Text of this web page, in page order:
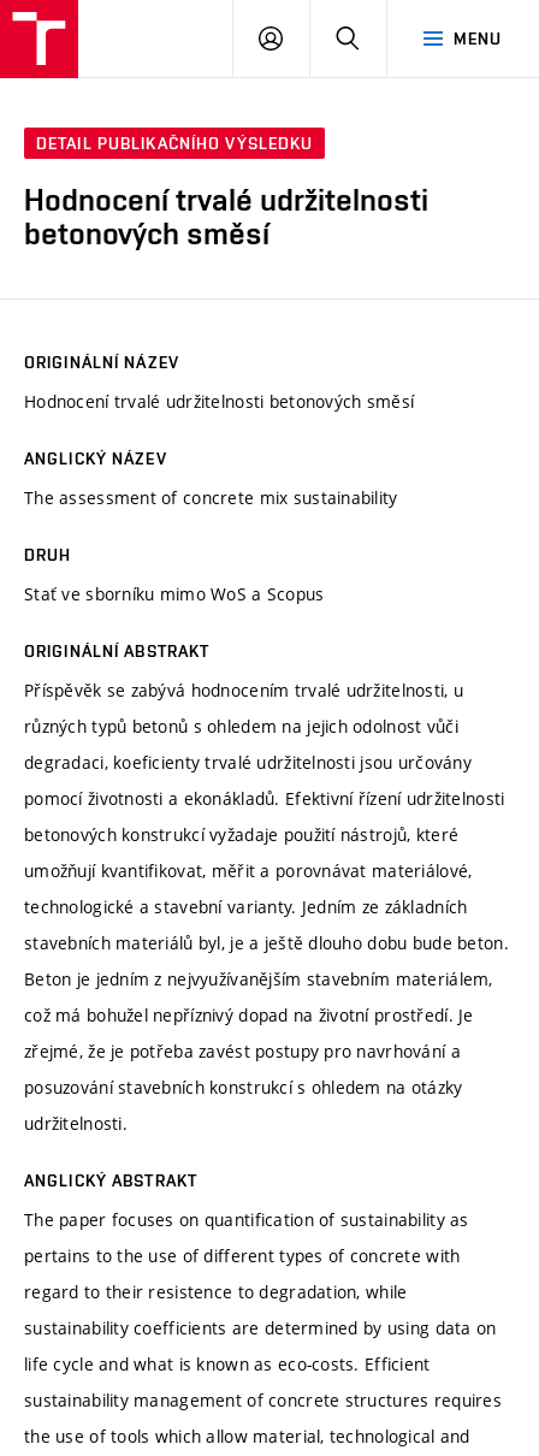
MENU
PŘIHLÁSIT
DETAIL PUBLIKAČNÍHO VÝSLEDKU
Hodnocení trvalé udržitelnosti
betonových směsí
ORIGINÁLNÍ NÁZEV
Hodnocení trvalé udržitelnosti betonových směsí
ANGLICKÝ NÁZEV
The assessment of concrete mix sustainability
DRUH
Stať ve sborníku mimo WoS a Scopus
ORIGINÁLNÍ ABSTRAKT
Příspěvěk se zabývá hodnocením trvalé udržitelnosti, u
různých typů betonů s ohledem na jejich odolnost vůči
degradaci, koeficienty trvalé udržitelnosti jsou určovány
pomocí životnosti a ekonákladů. Efektivní řízení udržitelnosti
betonových konstrukcí vyžadaje použití nástrojů, které
umožňují kvantifikovat, měřit a porovnávat materiálové,
technologické a stavební varianty. Jedním ze základních
stavebních materiálů byl, je a ještě dlouho dobu bude beton.
Beton je jedním z nejvyužívanějším stavebním materiálem,
což má bohužel nepříznivý dopad na životní prostředí. Je
zřejmé, že je potřeba zavést postupy pro navrhování a
posuzování stavebních konstrukcí s ohledem na otázky
udržitelnosti.
ANGLICKÝ ABSTRAKT
The paper focuses on quantification of sustainability as
pertains to the use of different types of concrete with
regard to their resistence to degradation, while
sustainability coefficients are determined by using data on
life cycle and what is known as eco-costs. Efficient
sustainability management of concrete structures requires
the use of tools which allow material, technological and